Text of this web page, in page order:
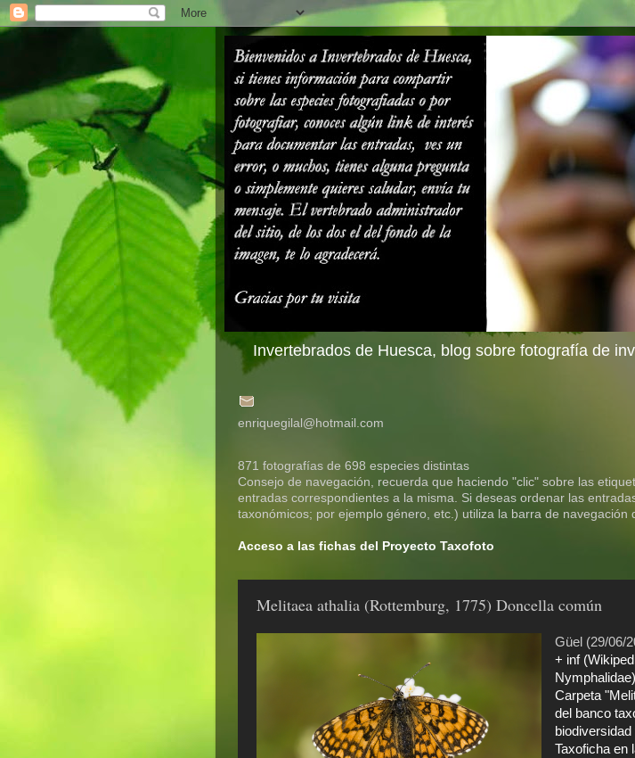
Invertebrados de Huesca, blog sobre fotografía de
enriquegilal@hotmail.com
871 fotografías de 698 especies distintas
Consejo de navegación, recuerda que haciendo "clic" sobre las
entradas correspondientes a la misma. Si deseas ordenar las
taxonómicos; por ejemplo género, etc.) utiliza la barra de navegación
Acceso a las fichas del Proyecto Taxofoto
Melitaea athalia (Rottemburg, 1775) Doncella común
Güel (29/06/
+ inf
Nymphalidae)
Carpeta
del banco
biodiversidad
Taxoficha en